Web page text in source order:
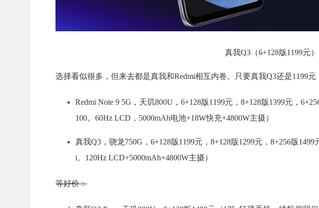
真我Q3（6+128版1199元）
选择看似很多，但来去都是真我和Redmi相互内卷。只要真我Q3还是1199元
Redmi Note 9 5G，天玑800U，6+128版1199元，8+128版1399元，
100。60Hz LCD，5000mAh电池+18W快充+4800W主摄）
真我Q3，骁龙750G，6+128版1199元，8+128版1299元，8+256版
i。120Hz LCD+5000mAh+4800W主摄）
等好价：